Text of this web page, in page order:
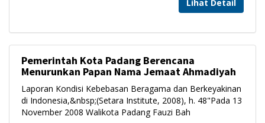
Lihat Detail
Pemerintah Kota Padang Berencana
Menurunkan Papan Nama Jemaat Ahmadiyah
Laporan Kondisi Kebebasan Beragama dan Berkeyakinan
di Indonesia,&nbsp;(Setara Institute, 2008), h. 48"Pada 13
November 2008 Walikota Padang Fauzi Bah